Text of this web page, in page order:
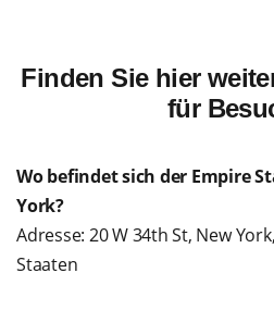
Finden Sie hier
für
Wo befindet sich der Empire
York?
Adresse: 20 W 34th St, New
Staaten